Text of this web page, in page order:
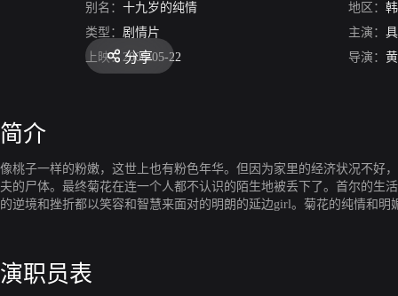
别名： 十九岁的纯情 地区：
类型： 剧情片 主演：
上映： 2006-05-22 导演：
分享
简介
像桃子一样的粉嫩，这世上也有粉色年华。但因为家里的经济状况不好
夫的尸体。最终菊花在连一个人都不认识的陌生地被丢下了。首尔的生
的逆境和挫折都以笑容和智慧来面对的明朗的延边girl。菊花的纯情和
演职员表